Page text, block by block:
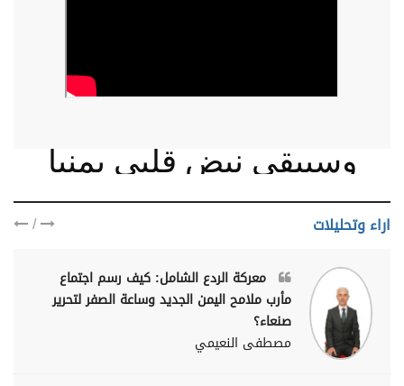
وسيبقى نبض قلبي يمنيا
اراء وتحليلات /
معركة الردع الشامل: كيف رسم اجتماع
مأرب ملامح اليمن الجديد وساعة الصفر لتحرير
صنعاء؟
مصطفى النعيمي